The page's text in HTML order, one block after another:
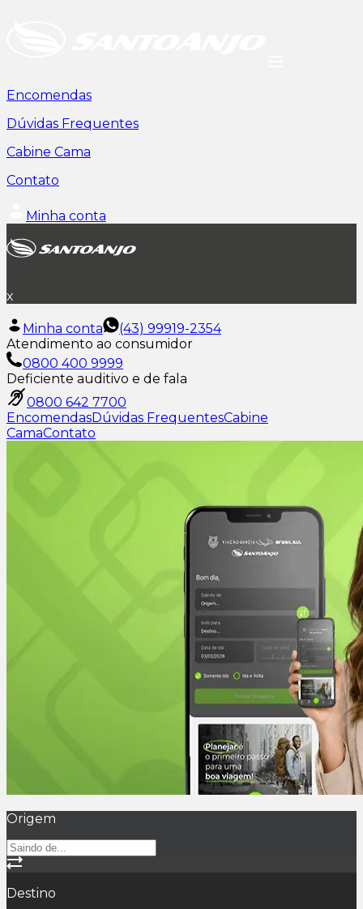
Encomendas
Dúvidas Frequentes
Cabine Cama
Contato
Minha conta
x
Minha conta
(43) 99919-2354
Atendimento ao consumidor
0800 400 9999
Deficiente auditivo e de fala
0800 642 7700
EncomendasDúvidas FrequentesCabine
CamaContato
Origem
Destino